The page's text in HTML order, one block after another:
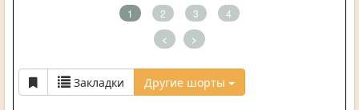
1 2 3 4
< >
Закладки Другие шорты